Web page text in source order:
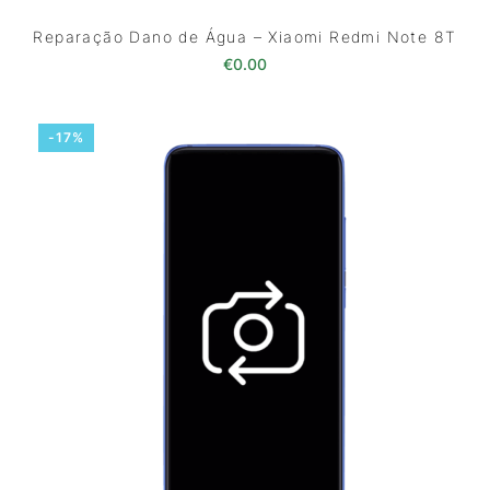
Reparação Dano de Água – Xiaomi Redmi Note 8T
€0.00
-17%